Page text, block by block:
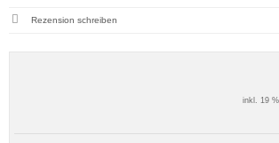
inkl. 19
Rezension schreiben